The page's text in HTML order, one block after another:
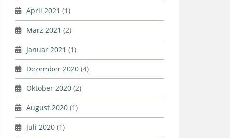
April 2021 (1)
März 2021 (2)
Januar 2021 (1)
Dezember 2020 (4)
Oktober 2020 (2)
August 2020 (1)
Juli 2020 (1)